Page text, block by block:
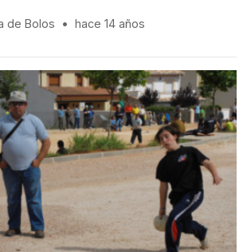
de Bolos • hace 14 años